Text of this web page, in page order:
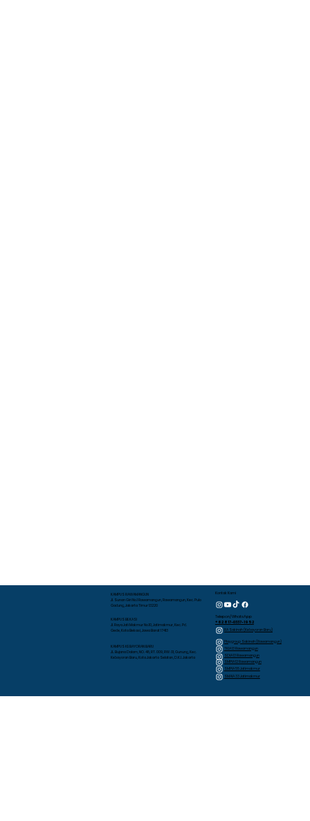
KAMPUS RAWAMANGUN
Jl. Sunan Giri No.1 Rawamangun, Rawamangun, Kec. Pulo
Gadung, Jakarta Timur 13220
KAMPUS BEKASI
Jl. Raya Jati Makmur No.10, Jatimakmur, Kec. Pd.
Gede, Kota Bekasi, Jawa Barat 17413
KAMPUS KEBAYORAN BARU
JL. Bujana Dalam, NO. 48, RT. 009, RW. 01, Gunung, Kec.
Kebayoran Baru, Kota Jakarta Selatan, D.K.I. Jakarta
Kontak Kami
Telepon/WhatsApp
+62 817-0337-1952
RA Sakinah (Kebayoran Baru)
Playgroup Sakinah (Rawamangun)
TKIA 13 Rawamangun
SDIA 13 Rawamangun
SMPIA 12 Rawamangun
SMPIA 55 Jatimakmur
SMAIA 33 Jatimakmur